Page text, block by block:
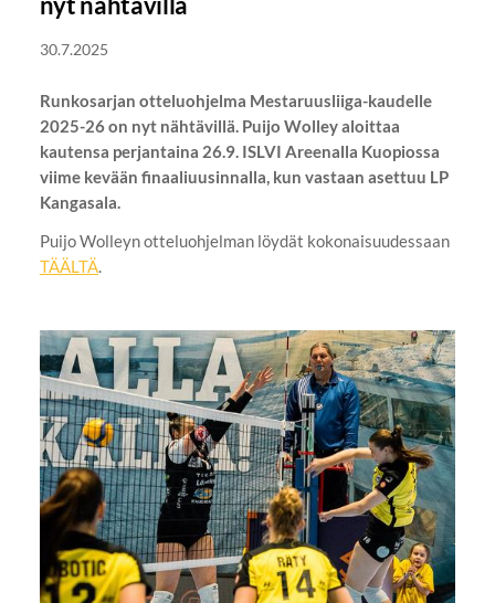
30.7.2025
Runkosarjan otteluohjelma Mestaruusliiga-kaudelle
2025-26 on nyt nähtävillä. Puijo Wolley aloittaa
kautensa perjantaina 26.9. ISLVI Areenalla Kuopiossa
viime kevään finaaliuusinnalla, kun vastaan asettuu LP
Kangasala.
Puijo Wolleyn otteluohjelman löydät kokonaisuudessaan
TÄÄLTÄ.